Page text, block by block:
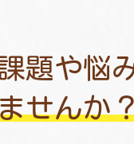
題や悩
せんか